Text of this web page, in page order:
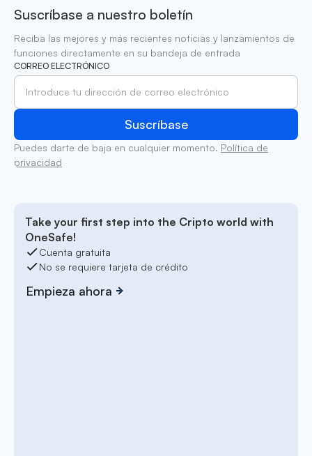
Suscríbase a nuestro boletín
Reciba las mejores y más recientes noticias y lanzamientos de
funciones directamente en su bandeja de entrada
CORREO ELECTRÓNICO
Puedes darte de baja en cualquier momento. Política de
privacidad
Take your first step into the Cripto world with
OneSafe!
Cuenta gratuita
No se requiere tarjeta de crédito
Empieza ahora